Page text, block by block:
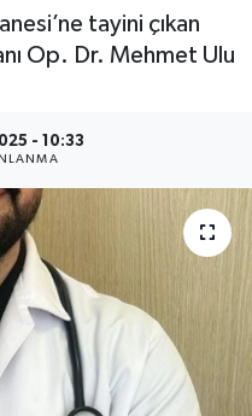
tayini çıkan
Op. Dr. Mehmet Ulu
- 10:33